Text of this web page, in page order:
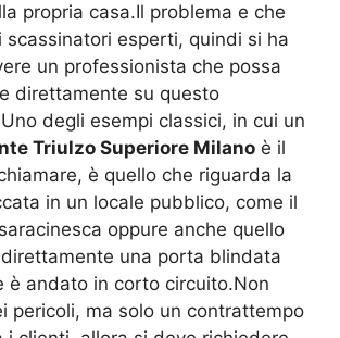
propria casa.Il problema e che
scassinatori esperti, quindi si ha
un professionista che possa
direttamente su questo
degli esempi classici, in cui un
Triulzo Superiore Milano è il
è quello che riguarda la
in un locale pubblico, come il
oppure anche quello
una porta blindata
è andato in corto circuito.Non
pericoli, ma solo un contrattempo